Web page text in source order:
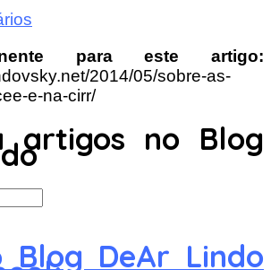
para este artigo:
2014/05/sobre-as-
e-na-cirr/
artigos no Blog
Blog DeAr Lindo